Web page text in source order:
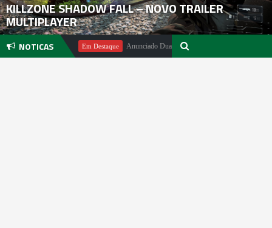
KILLZONE SHADOW FALL – NOVO TRAILER
MULTIPLAYER
NOTICAS
Pachter Em Destaque Anunciado DualSense The Last of Us Limited Edition